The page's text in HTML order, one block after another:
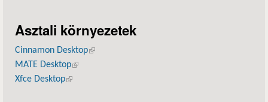
Asztali környezetek
Cinnamon Desktop(külső hivatkozás)
MATE Desktop(külső hivatkozás)
Xfce Desktop(külső hivatkozás)